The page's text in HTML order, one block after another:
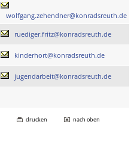
wolfgang.zehendner@konradsreuth.de
ruediger.fritz@konradsreuth.de
kinderhort@konradsreuth.de
jugendarbeit@konradsreuth.de
drucken nach oben